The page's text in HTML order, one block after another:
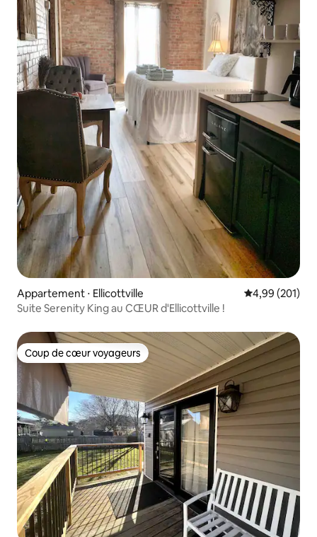
Appartement ⋅ Ellicottville Évaluation
4,99 (201)
Suite Serenity King au CŒUR d'Ellicottville !
Coup de cœur voyageurs
Coup de cœur voyageurs